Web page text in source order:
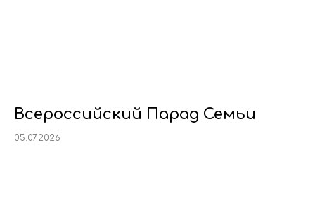
Всероссийский Парад Семьи
05.07.2026